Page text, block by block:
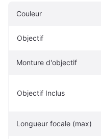
Couleur
Objectif
Monture d'objectif
Objectif Inclus
Longueur focale (max)